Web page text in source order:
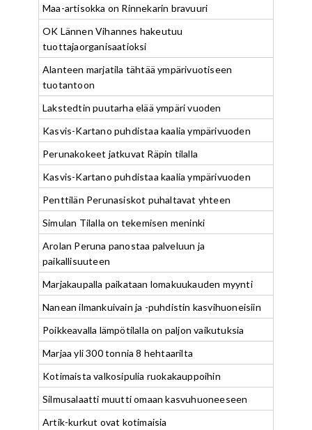
Maa-artisokka on Rinnekarin bravuuri
OK Lännen Vihannes hakeutuu
tuottajaorganisaatioksi
Alanteen marjatila tähtää ympärivuotiseen
tuotantoon
Lakstedtin puutarha elää ympäri vuoden
Kasvis-Kartano puhdistaa kaalia ympärivuoden
Perunakokeet jatkuvat Räpin tilalla
Kasvis-Kartano puhdistaa kaalia ympärivuoden
Penttilän Perunasiskot puhaltavat yhteen
Simulan Tilalla on tekemisen meninki
Arolan Peruna panostaa palveluun ja
paikallisuuteen
Marjakaupalla paikataan lomakuukauden myynti
Nanean ilmankuivain ja -puhdistin kasvihuoneisiin
Poikkeavalla lämpötilalla on paljon vaikutuksia
Marjaa yli 300 tonnia 8 hehtaarilta
Kotimaista valkosipulia ruokakauppoihin
Silmusalaatti muutti omaan kasvuhuoneeseen
Artik-kurkut ovat kotimaisia